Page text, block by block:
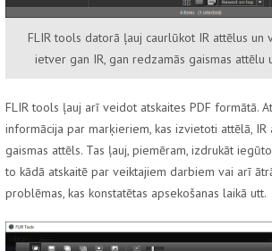
FLIR tools datorā ļauj caurlūkot IR attēlus un
ietver gan IR, gan redzamās gaismas attēlu
FLIR tools ļauj arī veidot atskaites PDF formātā.
informācija par marķieriem, kas izvietoti attēlā,
gaismas attēls. Tas ļauj, piemēram, izdrukāt
to kādā atskaitē par veiktajiem darbiem vai arī
problēmas, kas konstatētas apsekošanas laikā utt.